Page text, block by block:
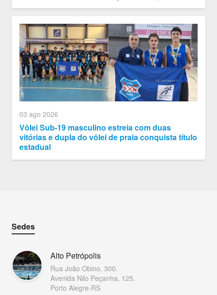
03 ago 2026
Vôlei Sub-19 masculino estreia com duas
vitórias e dupla do vôlei de praia conquista título
estadual
Sedes
Alto Petrópolis
Rua João Obino, 300.
Avenida Nilo Peçanha, 125.
Porto Alegre-RS